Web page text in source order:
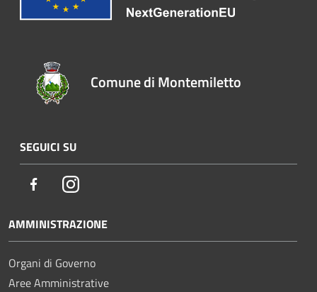
Comune di Montemiletto
SEGUICI SU
FacebookInstagram
AMMINISTRAZIONE
Organi di Governo
Aree Amministrative